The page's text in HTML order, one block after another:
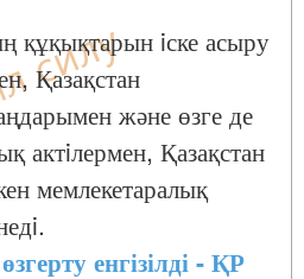
құқықтарын iске асыру
Қазақстан
және өзге де
актiлермен, Қазақстан
мемлекетаралық
енгізілді - ҚР